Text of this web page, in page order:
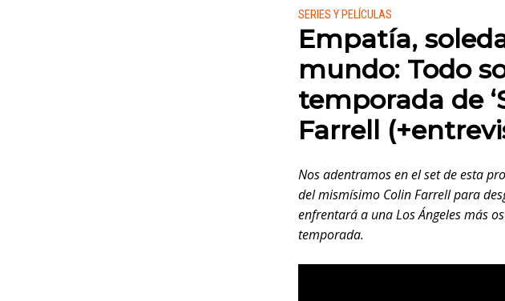
Publicado en:
SERIES Y PELÍCULAS
Empatía,
mundo: Todo
temporada de
Farrell
Nos adentramos en el set de esta
del mismísimo Colin Farrell para
enfrentará a una Los Ángeles más
temporada.